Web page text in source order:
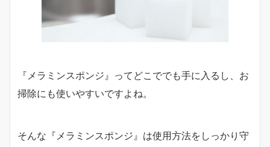
『メラミンスポンジ』ってどこででも手に入るし、お
掃除にも使いやすいですよね。
そんな『メラミンスポンジ』は使用方法をしっかり守